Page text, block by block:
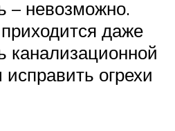
– невозможно.
даже
канализационной
огрехи